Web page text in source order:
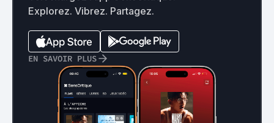
Explorez. Vibrez. Partagez.
EN SAVOIR PLUS